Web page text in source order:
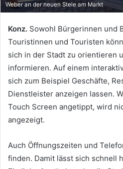
Weber an der neuen Stele am Markt
Konz. Sowohl Bürgerinnen und
Touristinnen und Touristen
sich in der Stadt zu orientieren
informieren. Auf einem
sich zum Beispiel Geschäfte,
Dienstleister anzeigen lassen.
Touch Screen angetippt, wird
angezeigt.
Auch Öffnungszeiten und
finden. Damit lässt sich schnell